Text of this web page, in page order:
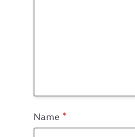
Name *